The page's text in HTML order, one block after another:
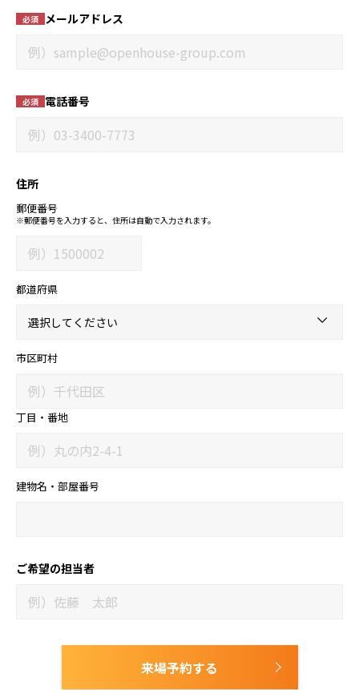
必須 メールアドレス
必須 電話番号
住所
郵便番号
※郵便番号を入力すると、住所は自動で入力されます。
都道府県
市区町村
丁目・番地
建物名・部屋番号
ご希望の担当者
来場予約する